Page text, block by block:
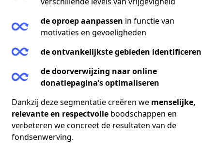
de oproep aanpassen in functie van
motivaties en gevoeligheden
de ontvankelijkste gebieden identificeren
de doorverwijzing naar online
donatiepagina’s optimaliseren
Dankzij deze segmentatie creëren we menselijke,
relevante en respectvolle boodschappen en
verbeteren we concreet de resultaten van de
fondsenwerving.